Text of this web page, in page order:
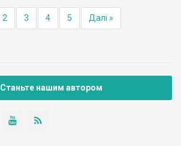
2 3 4 5 Далі »
Станьте нашим автором